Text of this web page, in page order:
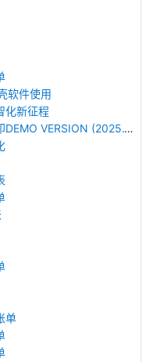
软件使用
化新征程
FastReport.NET2023破解版去除水印DEMO VERSION (2025.1.14/2023.2.18版本)
单